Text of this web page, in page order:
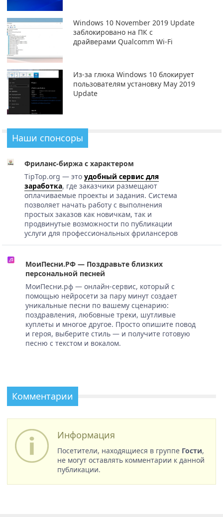
Windows 10 November 2019 Update
заблокировано на ПК с
драйверами Qualcomm Wi-Fi
Из-за глюка Windows 10 блокирует
пользователям установку May 2019
Update
Наши спонсоры
Фриланс-биржа с характером
TipTop.org — это удобный сервис для
заработка, где заказчики размещают
оплачиваемые проекты и задания. Система
позволяет начать работу с выполнения
простых заказов как новичкам, так и
продвинутые возможности по публикации
услуги для профессиональных фрилансеров
МоиПесни.РФ — Поздравьте близких
персональной песней
МоиПесни.рф — онлайн-сервис, который с
помощью нейросети за пару минут создает
уникальные песни по вашему сценарию:
поздравления, любовные треки, шутливые
куплеты и многое другое. Просто опишите повод
и героя, выберите стиль — и получите готовую
песню с текстом и вокалом.
Комментарии
Информация
Посетители, находящиеся в группе Гости,
не могут оставлять комментарии к данной
публикации.